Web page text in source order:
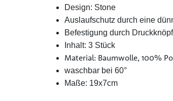
Design: Stone
Auslaufschutz durch eine
Befestigung durch
Inhalt: 3 Stück
Material: Baumwolle, 100%
waschbar bei 60°
Maße: 19x7cm